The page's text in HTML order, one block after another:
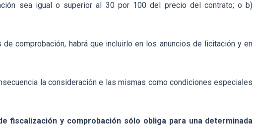
sea igual o superior al 30 por 100 del precio del contrato; o b)
comprobación, habrá que incluirlo en los anuncios de licitación y en
la consideración e las mismas como condiciones especiales
fiscalización y comprobación sólo obliga para una determinada